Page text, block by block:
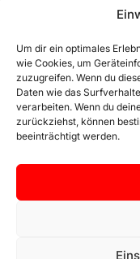
Um dir ein optimales
wie Cookies, um
zuzugreifen. Wenn du
Daten wie das
verarbeiten. Wenn du
zurückziehst, können
beeinträchtigt werden.
info@mn-
 WhatsApp
Öffnungszeiten
 Mo - Fr: 8:00 –
Sa: 10:00 – 14:00
INFORMATION
Zahlungsarten
Widerrufsbelehrung